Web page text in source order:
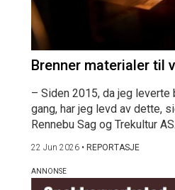
Brenner materialer til
– Siden 2015, da jeg
gang, har jeg levd av dette,
Rennebu Sag og Trekultur AS.
22 Jun 2026 • REPORTASJE